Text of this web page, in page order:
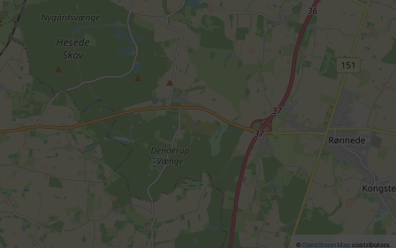
© OpenStreetMapcontributors.